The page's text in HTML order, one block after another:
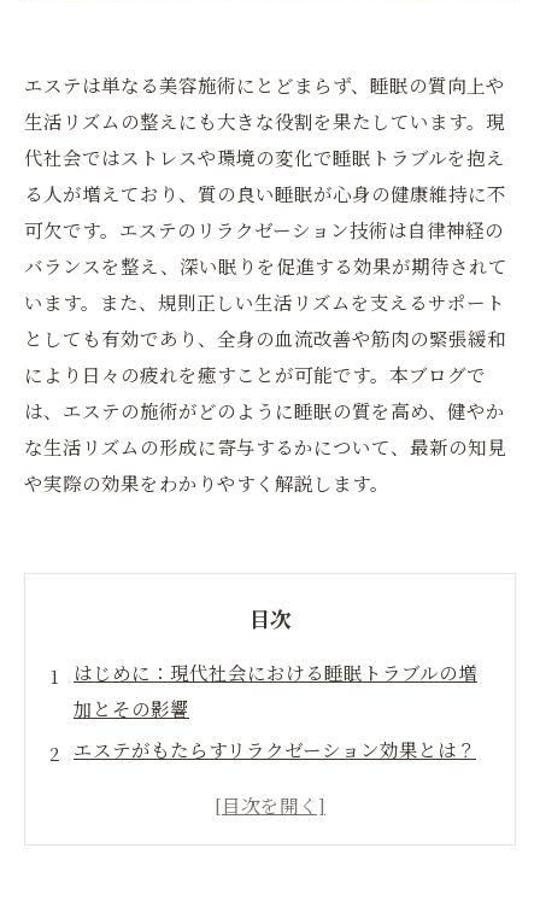
エステは単なる美容施術にとどまらず、睡眠の質向上や
生活リズムの整えにも大きな役割を果たしています。現
代社会ではストレスや環境の変化で睡眠トラブルを抱え
る人が増えており、質の良い睡眠が心身の健康維持に不
可欠です。エステのリラクゼーション技術は自律神経の
バランスを整え、深い眠りを促進する効果が期待されて
います。また、規則正しい生活リズムを支えるサポート
としても有効であり、全身の血流改善や筋肉の緊張緩和
により日々の疲れを癒すことが可能です。本ブログで
は、エステの施術がどのように睡眠の質を高め、健やか
な生活リズムの形成に寄与するかについて、最新の知見
や実際の効果をわかりやすく解説します。
目次
はじめに：現代社会における睡眠トラブルの増
加とその影響
エステがもたらすリラクゼーション効果とは？